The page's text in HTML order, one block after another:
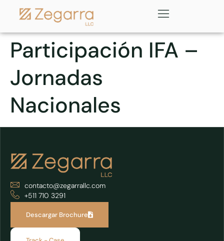
Participación IFA –
Jornadas
Nacionales
contacto@zegarrallc.com
+511 710 3291
Descargar Brochure